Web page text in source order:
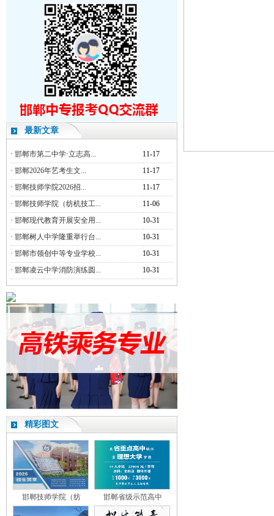
最新文章
· 邯郸市第二中学·立志高...
11-17
· 邯郸2026年艺考生文...
11-17
· 邯郸技师学院2026招...
11-17
· 邯郸技师学院（纺机技工...
11-06
· 邯郸现代教育开展安全用...
10-31
· 邯郸树人中学隆重举行台...
10-31
· 邯郸市领创中等专业学校...
10-31
· 邯郸凌云中学消防演练圆... 10-31
精彩图文
邯郸技师学院（纺 邯郸省级示范高中